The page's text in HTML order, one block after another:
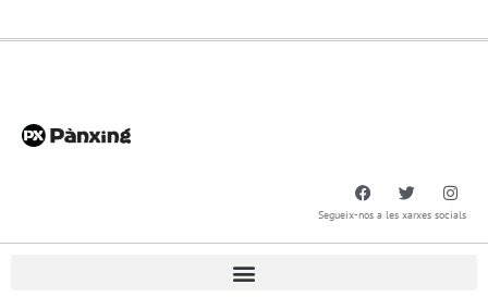
Segueix-nos a les xarxes socials